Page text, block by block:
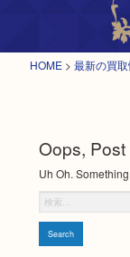
HOME > 最新の買
Oops,
Uh Oh.
Search
for: